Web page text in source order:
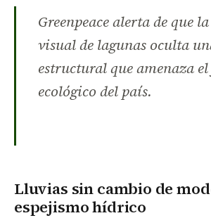
Greenpeace alerta de que
visual de lagunas oculta
estructural que amenaza
ecológico del país.
Lluvias sin cambio de
espejismo hídrico